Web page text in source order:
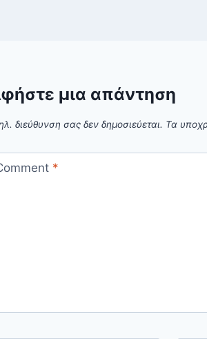
μια απάντηση
διεύθυνση σας δεν δημοσιεύεται. Τα
*